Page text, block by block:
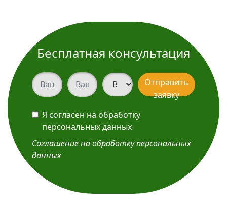
Бесплатная консультация
Ваш телефонВаш телефонВид услугиОтправить
заявку
Я согласен на обработку
персональных данных
Соглашение на обработку персональных
данных